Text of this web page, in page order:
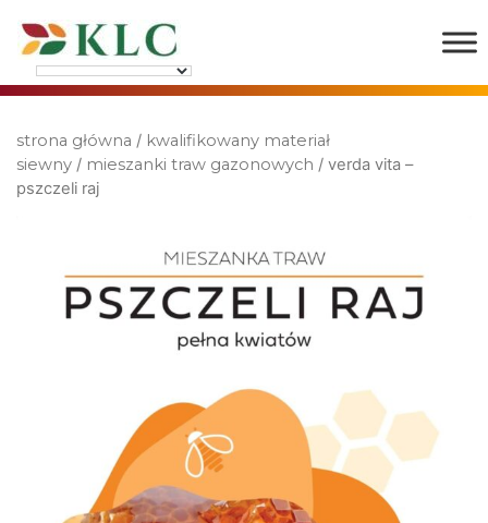
strona główna / kwalifikowany materiał
siewny / mieszanki traw gazonowych / verda vita –
pszczeli raj